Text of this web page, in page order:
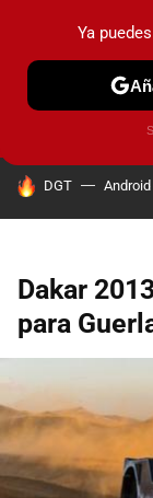
PRUEBAS
HOY SE HABLA
DGT
Dakar
para
Ya